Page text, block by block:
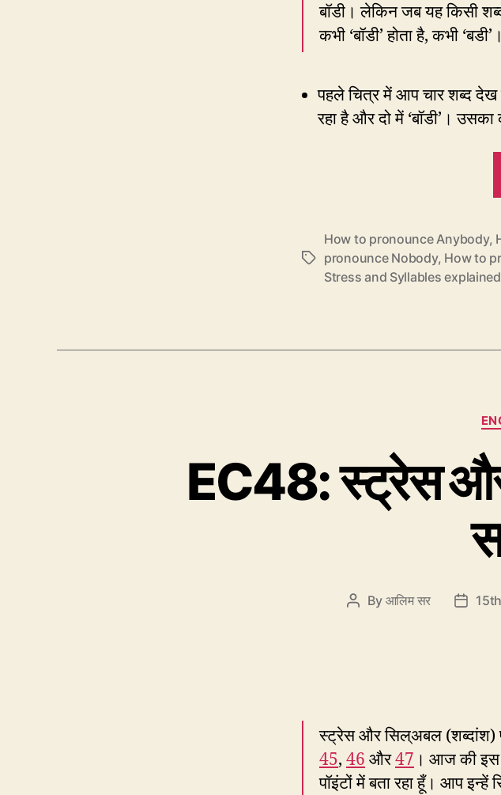
बॉडी। लेकिन जब यह किसी
कभी ‘बॉडी’ होता है, कभी ‘बडी’।
पहले चित्र में आप चार शब्द देख
रहा है और दो में ‘बॉडी’।
Tags
How to pronounce Anybody,
pronounce Nobody, How to
Stress and Syllables
EC48: स्ट्रेस
Post
By आलिम सर
Post
स्ट्रेस और सिल्अबल (शब्दांश)
45, 46 और47 । आज की इस
पॉइंटों में बता रहा हूँ। आप इन्हें